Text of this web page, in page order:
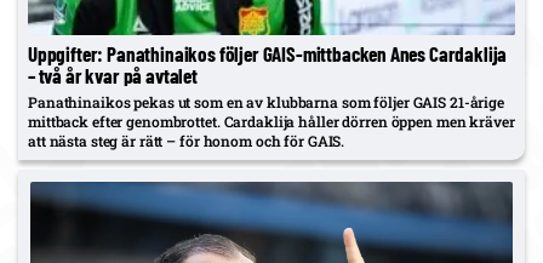
Uppgifter: Panathinaikos följer GAIS-mittbacken Anes Cardaklija
– två år kvar på avtalet
Panathinaikos pekas ut som en av klubbarna som följer GAIS 21-årige
mittback efter genombrottet. Cardaklija håller dörren öppen men kräver
att nästa steg är rätt – för honom och för GAIS.